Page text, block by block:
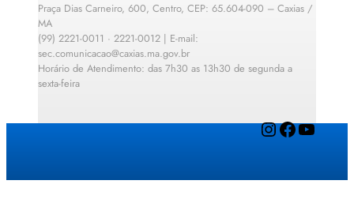
Praça Dias Carneiro, 600, Centro, CEP: 65.604-090 – Caxias /
MA
(99) 2221-0011 · 2221-0012 | E-mail:
sec.comunicacao@caxias.ma.gov.br
Horário de Atendimento: das 7h30 as 13h30 de segunda a
sexta-feira
InstagramFacebook YouTube